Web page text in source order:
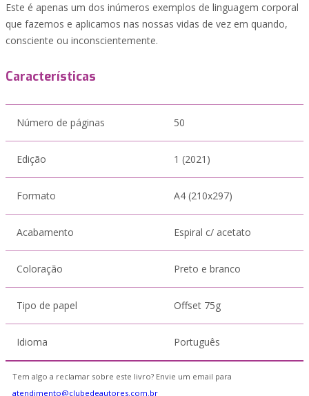
Este é apenas um dos inúmeros exemplos de linguagem corporal
que fazemos e aplicamos nas nossas vidas de vez em quando,
consciente ou inconscientemente.
Características
Número de páginas 50
Edição 1 (2021)
Formato A4 (210x297)
Acabamento Espiral c/ acetato
Coloração Preto e branco
Tipo de papel Offset 75g
Idioma Português
Tem algo a reclamar sobre este livro? Envie um email para
atendimento@clubedeautores.com.br